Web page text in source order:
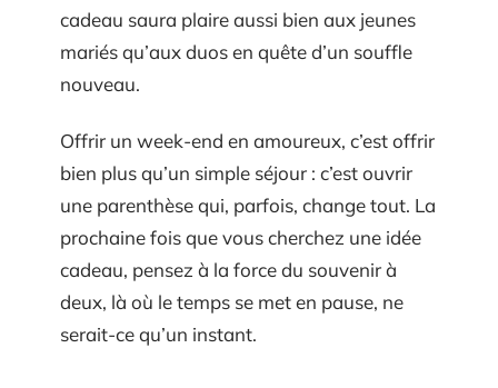
cadeau saura plaire aussi bien aux jeunes
mariés qu’aux duos en quête d’un souffle
nouveau.
Offrir un week-end en amoureux, c’est offrir
bien plus qu’un simple séjour : c’est ouvrir
une parenthèse qui, parfois, change tout. La
prochaine fois que vous cherchez une idée
cadeau, pensez à la force du souvenir à
deux, là où le temps se met en pause, ne
serait-ce qu’un instant.